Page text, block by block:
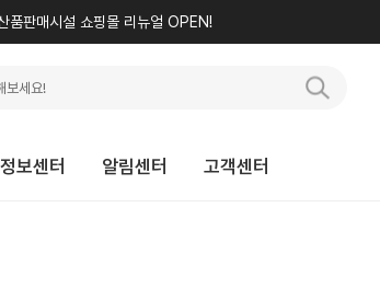
품판매시설 쇼핑몰 리뉴얼 OPEN!
정보센터 알림센터 고객센터